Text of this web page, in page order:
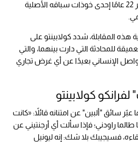
السائق البالغ من العمر 22 عامًا إحدى خوذات سباقه الأصلية
المقابلة، شدد كولابينتو على
للمحادثة التي دارت بينهما، والتي
الإنساني بعيدًا عن أي غرض تجاري
كولابينتو
سائق "ألبين" عن امتنانه قائلاً: «كانت
راودني؛ فإذا سألت أي أرجنتيني عن
فسيجيبك بلا شك: إنه ليونيل